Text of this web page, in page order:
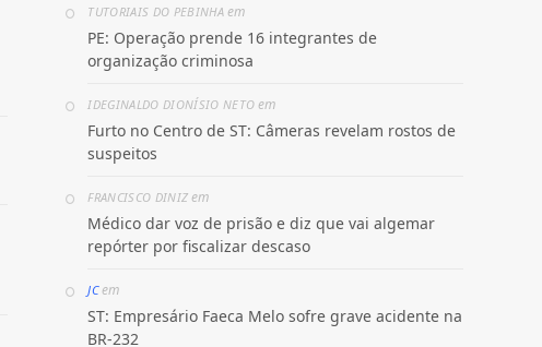
TUTORIAIS DO PEBINHAem
PE: Operação prende 16 integrantes de
organização criminosa
IDEGINALDO DIONÍSIO NETO em
Furto no Centro de ST: Câmeras revelam rostos de
suspeitos
FRANCISCO DINIZ em
Médico dar voz de prisão e diz que vai algemar
repórter por fiscalizar descaso
JCem
ST: Empresário Faeca Melo sofre grave acidente na
BR-232